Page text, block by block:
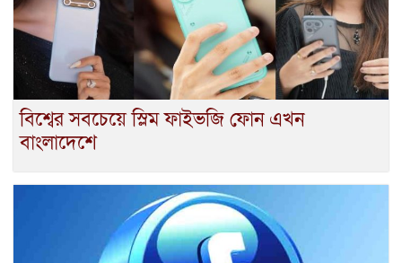
বিশ্বের সবচেয়ে স্লিম ফাইভজি ফোন এখন
বাংলাদেশে